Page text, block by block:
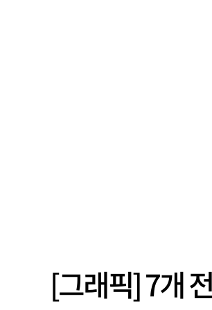
[그래픽] 7개